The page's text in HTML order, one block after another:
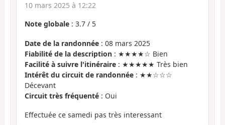
10 mars 2025 à 12:22
Note globale : 3.7 / 5
Date de la randonnée : 08 mars 2025
Fiabilité de la description : ★★★★☆ Bien
Facilité à suivre l'itinéraire : ★★★★★ Très bien
Intérêt du circuit de randonnée : ★★☆☆☆
Décevant
Circuit très fréquenté : Oui
Effectuée ce samedi pas très interessant